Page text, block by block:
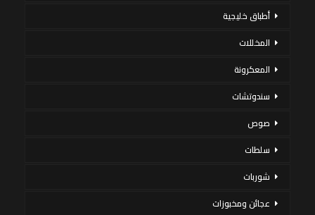
أطباق خليجية
المخللات
المعكرونة
سندوتشات
صوص
سلطات
شوربات
عجائن ومخبوزات